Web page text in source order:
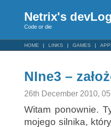
Netrix's devLog
Code or die
HOME LINKS GAMES
NIne3 –
26th December 2010,
Witam ponownie.
mojego silnika,